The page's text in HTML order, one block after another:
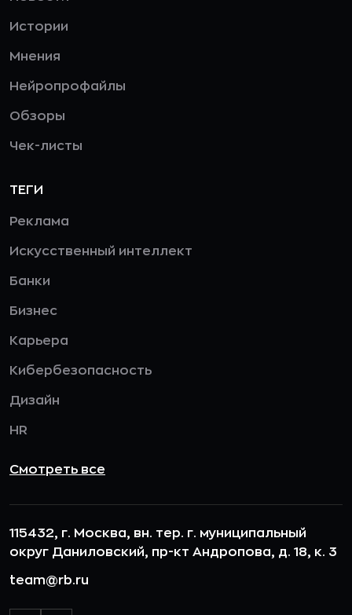
Истории
Мнения
Нейропрофайлы
Обзоры
Чек-листы
ТЕГИ
Реклама
Искусственный интеллект
Банки
Бизнес
Карьера
Кибербезопасность
Дизайн
HR
Смотреть все
115432, г. Москва, вн. тер. г. муниципальный
округ Даниловский, пр-кт Андропова, д. 18, к. 3
team@rb.ru